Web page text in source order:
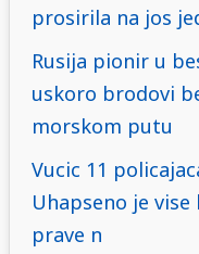
prosirila na jos
Rusija pionir u
uskoro brodovi
morskom putu
Vucic 11
Uhapseno je
prave n